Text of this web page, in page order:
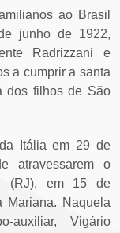
ao Brasil
junho de 1922,
Radrizzani e
a cumprir a santa
dos filhos de São
Itália em 29 de
atravessarem o
(RJ), em 15 de
Mariana. Naquela
auxiliar, Vigário